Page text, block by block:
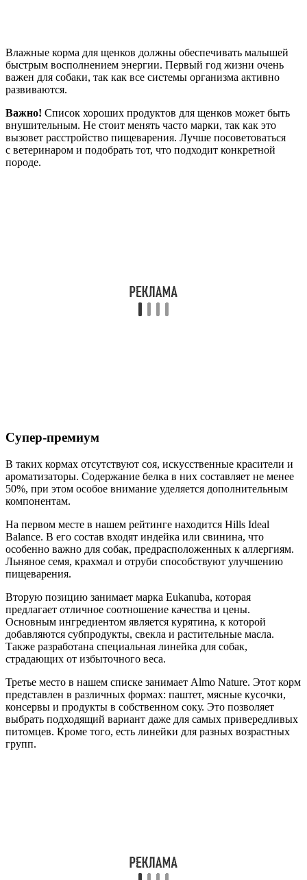
Влажные корма для щенков должны обеспечивать малышей
быстрым восполнением энергии. Первый год жизни очень
важен для собаки, так как все системы организма активно
развиваются.
Важно! Список хороших продуктов для щенков может быть
внушительным. Не стоит менять часто марки, так как это
вызовет расстройство пищеварения. Лучше посоветоваться
с ветеринаром и подобрать тот, что подходит конкретной
породе.
Супер-премиум
В таких кормах отсутствуют соя, искусственные красители и
ароматизаторы. Содержание белка в них составляет не менее
50%, при этом особое внимание уделяется дополнительным
компонентам.
На первом месте в нашем рейтинге находится Hills Ideal
Balance. В его состав входят индейка или свинина, что
особенно важно для собак, предрасположенных к аллергиям.
Льняное семя, крахмал и отруби способствуют улучшению
пищеварения.
Вторую позицию занимает марка Eukanuba, которая
предлагает отличное соотношение качества и цены.
Основным ингредиентом является курятина, к которой
добавляются субпродукты, свекла и растительные масла.
Также разработана специальная линейка для собак,
страдающих от избыточного веса.
Третье место в нашем списке занимает Almo Nature. Этот корм
представлен в различных формах: паштет, мясные кусочки,
консервы и продукты в собственном соку. Это позволяет
выбрать подходящий вариант даже для самых привередливых
питомцев. Кроме того, есть линейки для разных возрастных
групп.